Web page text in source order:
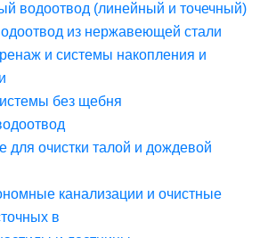
водоотвод (линейный и точечный)
из нержавеющей стали
и системы накопления и
без щебня
для очистки талой и дождевой
канализации и очистные
в